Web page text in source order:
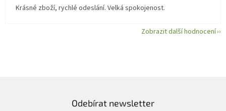
Krásné zboží, rychlé odeslání. Velká spokojenost.
Zobrazit další hodnocení
Odebírat newsletter